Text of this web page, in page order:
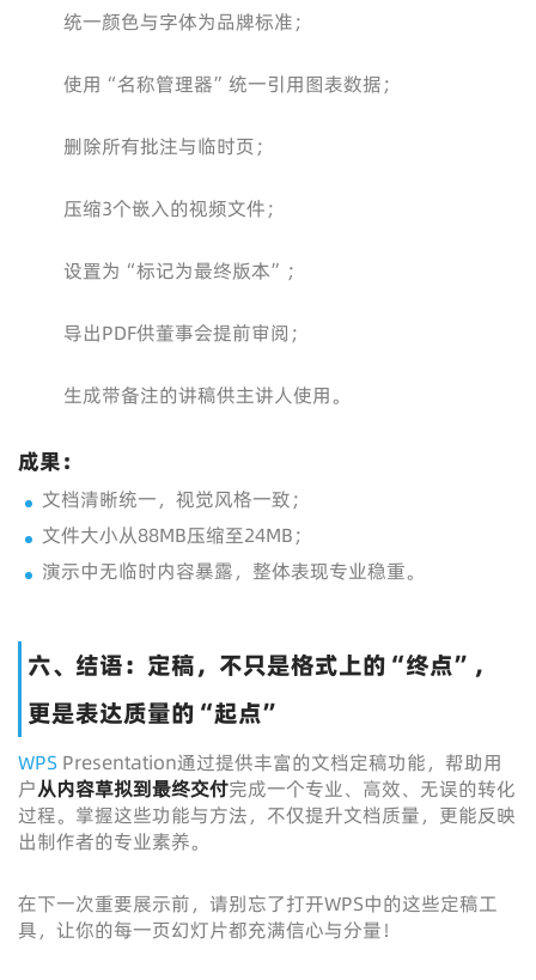
统一颜色与字体为品牌标准；
使用“名称管理器”统一引用图表数据；
删除所有批注与临时页；
压缩3个嵌入的视频文件；
设置为“标记为最终版本”；
导出PDF供董事会提前审阅；
生成带备注的讲稿供主讲人使用。
成果：
文档清晰统一，视觉风格一致；
文件大小从88MB压缩至24MB；
演示中无临时内容暴露，整体表现专业稳重。
六、结语：定稿，不只是格式上的“终点”，
更是表达质量的“起点”
WPS Presentation通过提供丰富的文档定稿功能，帮助用
户从内容草拟到最终交付完成一个专业、高效、无误的转化
过程。掌握这些功能与方法，不仅提升文档质量，更能反映
出制作者的专业素养。
在下一次重要展示前，请别忘了打开WPS中的这些定稿工
具，让你的每一页幻灯片都充满信心与分量！